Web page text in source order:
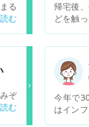
る
サ
で
帰宅後
どを触
スクや
ぞ
感
今年で
はイン